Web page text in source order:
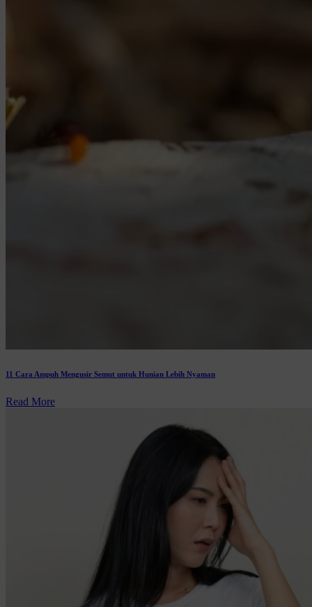
11 Cara Ampuh Mengusir Semut untuk Hunian Lebih Nyaman
Read More